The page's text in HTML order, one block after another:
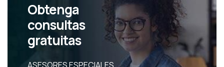
Obtenga
consultas
gratuitas